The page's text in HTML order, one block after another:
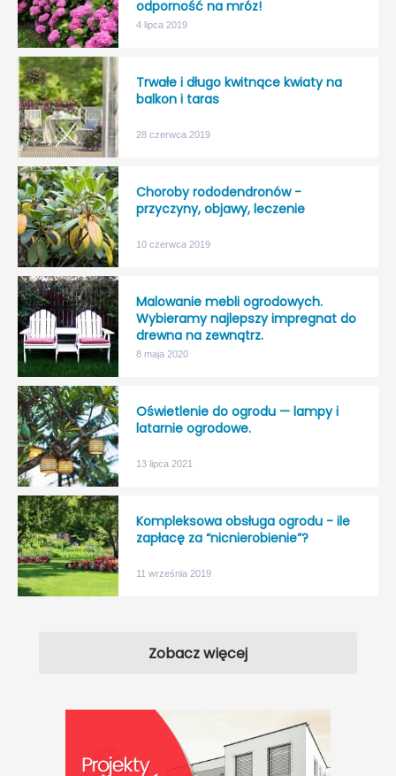
odporność na mróz!
4 lipca 2019
Trwałe i długo kwitnące kwiaty na
balkon i taras
28 czerwca 2019
Choroby rododendronów -
przyczyny, objawy, leczenie
10 czerwca 2019
Malowanie mebli ogrodowych.
Wybieramy najlepszy impregnat do
drewna na zewnątrz.
8 maja 2020
Oświetlenie do ogrodu — lampy i
latarnie ogrodowe.
13 lipca 2021
Kompleksowa obsługa ogrodu - ile
zapłacę za “nicnierobienie”?
11 września 2019
Zobacz więcej